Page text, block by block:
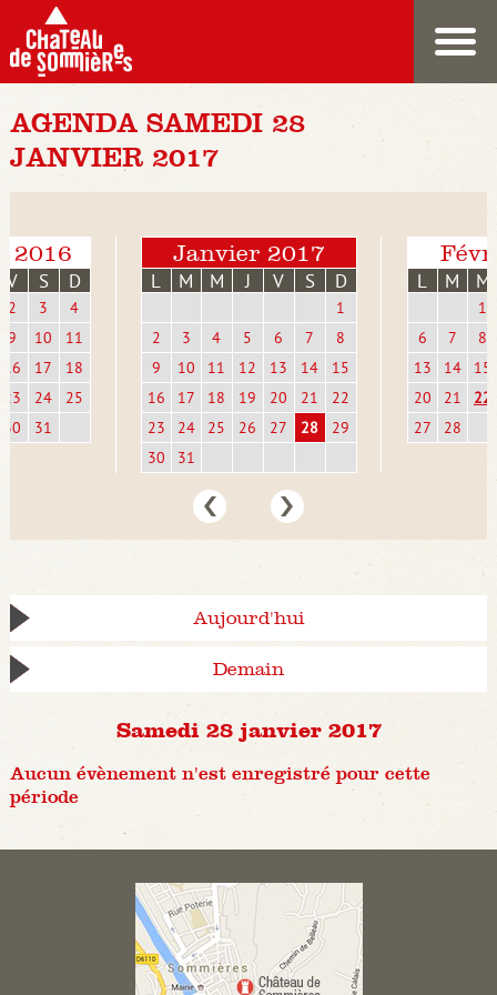
AGENDA SAMEDI 28
JANVIER 2017
2016
V S D
2 3
4
9
10
11
16
17
18
23
24
25
30
31
Janvier 2017
L M M J V S D
1
2
3 4 5 6 7
8
9
10 11 12 13 14
15
16
17 18 19 20 21
22
23
24 25 26 27 28
29
30
31
L M M
1
6
7
8
13
14
15
20
21
22
27
28
Aujourd'hui
Demain
Samedi 28 janvier 2017
Aucun évènement n'est enregistré pour cette
période